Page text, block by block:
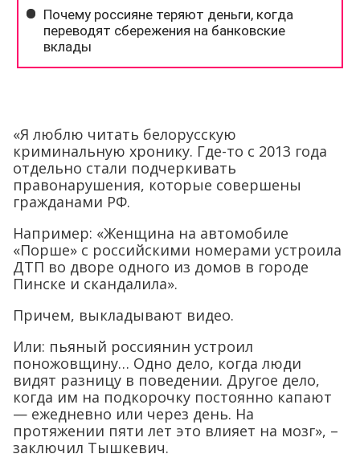
«Я люблю читать белорусскую
криминальную хронику. Где-то с 2013 года
отдельно стали подчеркивать
правонарушения, которые совершены
гражданами РФ.
Например: «Женщина на автомобиле
«Порше» с российскими номерами устроила
ДТП во дворе одного из домов в городе
Пинске и скандалила».
Причем, выкладывают видео.
Или: пьяный россиянин устроил
поножовщину… Одно дело, когда люди
видят разницу в поведении. Другое дело,
когда им на подкорочку постоянно капают
— ежедневно или через день. На
протяжении пяти лет это влияет на мозг», –
заключил Тышкевич.